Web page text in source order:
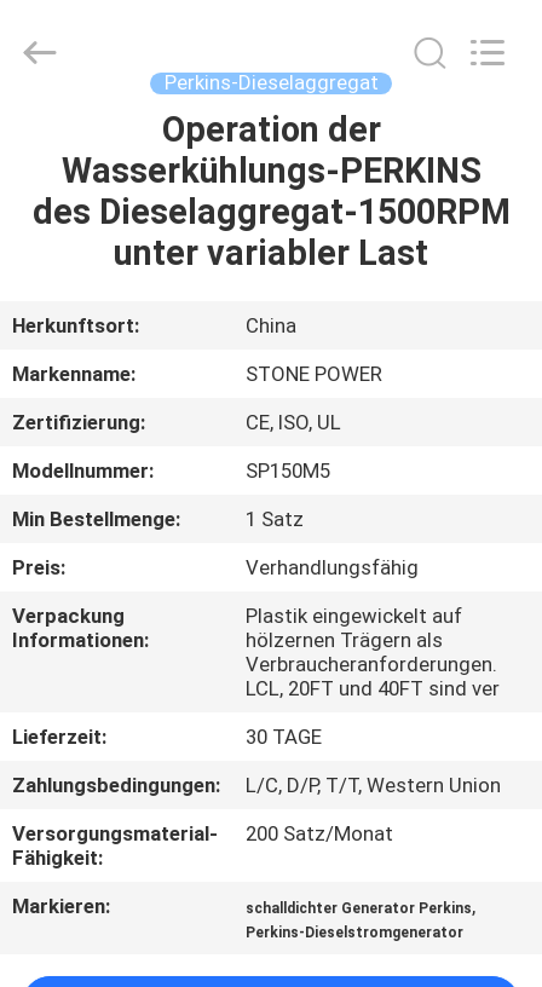
PRODUKTE
UNS
AUSFLUG
QUALITÄTSKONTROLLE
TRETEN
SIE
UNS
VERBINDUNG
FORDERN
SIE EIN
CO.,LTD.
Perkins-Dieselaggregat
Operation der
Wasserkühlungs-PERKINS
des Dieselaggregat-1500RPM
unter variabler Last
Herkunftsort:
China
Markenname:
STONE POWER
Zertifizierung:
CE, ISO, UL
Modellnummer:
SP150M5
Min Bestellmenge:
1 Satz
Preis:
Verhandlungsfähig
Verpackung
Informationen:
Plastik eingewickelt auf
hölzernen Trägern als
Verbraucheranforderungen.
LCL, 20FT und 40FT sind ver
Lieferzeit:
30 TAGE
Zahlungsbedingungen:
L/C, D/P, T/T, Western Union
Versorgungsmaterial-
Fähigkeit:
200 Satz/Monat
Markieren: schalldichter Generator Perkins,
Perkins-Dieselstromgenerator